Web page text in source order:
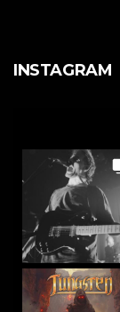
INSTAGRAM